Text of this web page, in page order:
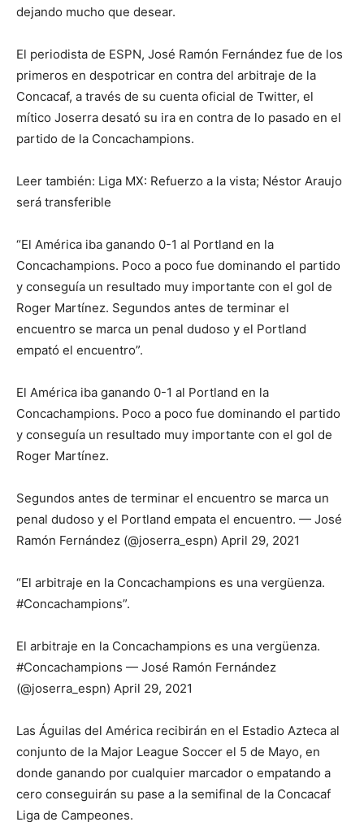
dejando mucho que desear.
El periodista de ESPN, José Ramón Fernández fue de los
primeros en despotricar en contra del arbitraje de la
Concacaf, a través de su cuenta oficial de Twitter, el
mítico Joserra desató su ira en contra de lo pasado en el
partido de la Concachampions.
Leer también: Liga MX: Refuerzo a la vista; Néstor Araujo
será transferible
“El América iba ganando 0-1 al Portland en la
Concachampions. Poco a poco fue dominando el partido
y conseguía un resultado muy importante con el gol de
Roger Martínez. Segundos antes de terminar el
encuentro se marca un penal dudoso y el Portland
empató el encuentro”.
El América iba ganando 0-1 al Portland en la
Concachampions. Poco a poco fue dominando el partido
y conseguía un resultado muy importante con el gol de
Roger Martínez.
Segundos antes de terminar el encuentro se marca un
penal dudoso y el Portland empata el encuentro. — José
Ramón Fernández (@joserra_espn) April 29, 2021
“El arbitraje en la Concachampions es una vergüenza.
#Concachampions”.
El arbitraje en la Concachampions es una vergüenza.
#Concachampions — José Ramón Fernández
(@joserra_espn) April 29, 2021
Las Águilas del América recibirán en el Estadio Azteca al
conjunto de la Major League Soccer el 5 de Mayo, en
donde ganando por cualquier marcador o empatando a
cero conseguirán su pase a la semifinal de la Concacaf
Liga de Campeones.